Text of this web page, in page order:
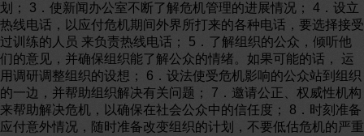
划； 3．使新闻办公室不断了解危机管理的进展情况； 4．设立
热线电话，以应付危机期间外界所打来的各种电话，要选择接受
过训练的人员 来负责热线电话； 5．了解组织的公众，倾听他
们的意见，并确保组织能了解公众的情绪。如果可能的话， 运
用调研调整组织的设想； 6．设法使受危机影响的公众站到组织
的一边，并帮助组织解决有关问题； 7．邀请公正、权威性机构
来帮助解决危机，以确保在社会公众中的信任度； 8．时刻准备
应付意外情况，随时准备改变组织的计划，不要低估危机的严重